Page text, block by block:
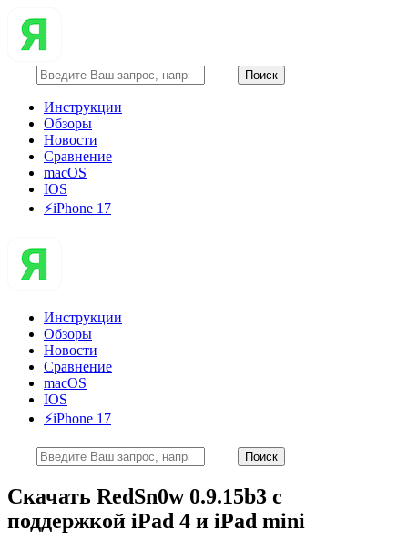
Инструкции
Обзоры
Новости
Сравнение
macOS
IOS
⚡️iPhone 17
Инструкции
Обзоры
Новости
Сравнение
macOS
IOS
⚡️iPhone 17
Скачать RedSn0w 0.9.15b3 с
поддержкой iPad 4 и iPad mini